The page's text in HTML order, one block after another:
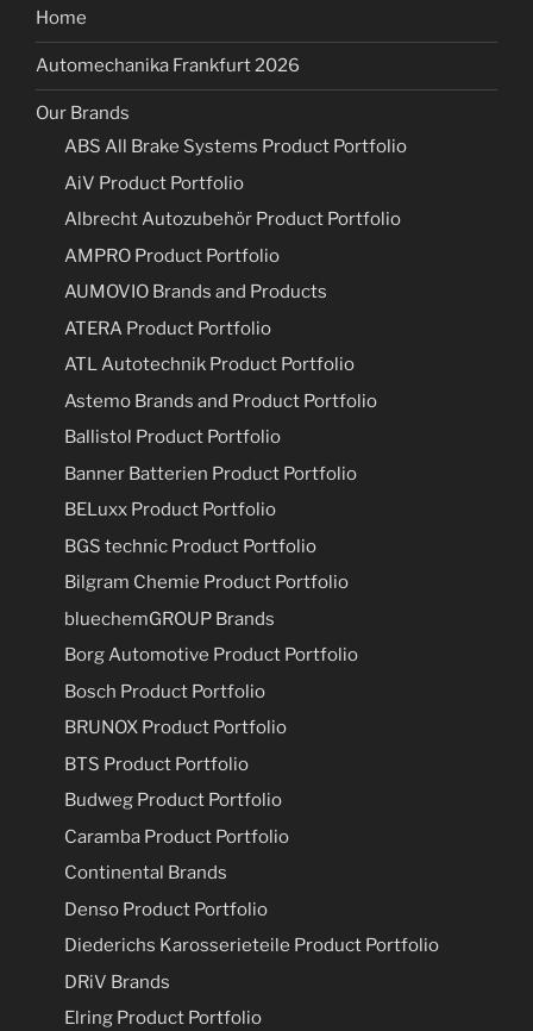
Home
Automechanika Frankfurt 2026
Our Brands
ABS All Brake Systems Product Portfolio
AiV Product Portfolio
Albrecht Autozubehör Product Portfolio
AMPRO Product Portfolio
AUMOVIO Brands and Products
ATERA Product Portfolio
ATL Autotechnik Product Portfolio
Astemo Brands and Product Portfolio
Ballistol Product Portfolio
Banner Batterien Product Portfolio
BELuxx Product Portfolio
BGS technic Product Portfolio
Bilgram Chemie Product Portfolio
bluechemGROUP Brands
Borg Automotive Product Portfolio
Bosch Product Portfolio
BRUNOX Product Portfolio
BTS Product Portfolio
Budweg Product Portfolio
Caramba Product Portfolio
Continental Brands
Denso Product Portfolio
Diederichs Karosserieteile Product Portfolio
DRiV Brands
Elring Product Portfolio